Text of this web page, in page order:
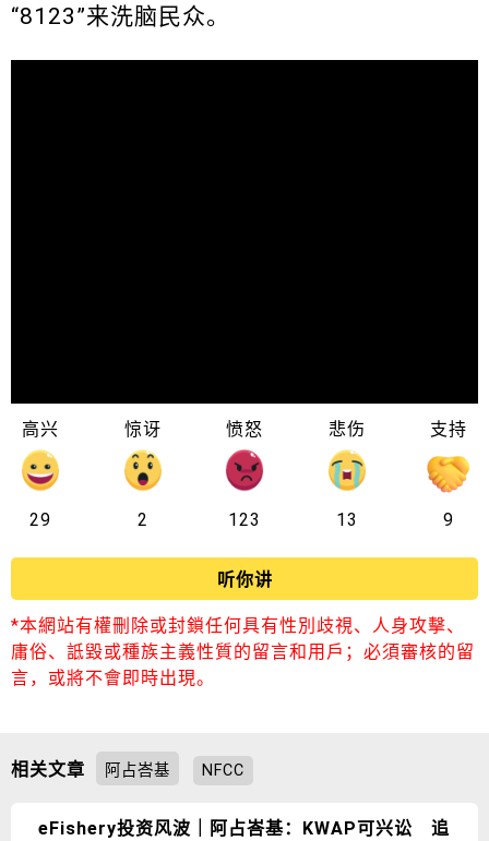
“8123”来洗脑民众。
高兴
29
惊讶
2
愤怒
123
悲伤
13
支持
9
听你讲
*本網站有權刪除或封鎖任何具有性別歧視、人身攻擊、
庸俗、詆毀或種族主義性質的留言和用戶；必須審核的留
言，或將不會即時出現。
相关文章 阿占峇基 NFCC
eFishery投资风波｜阿占峇基：KWAP可兴讼 追